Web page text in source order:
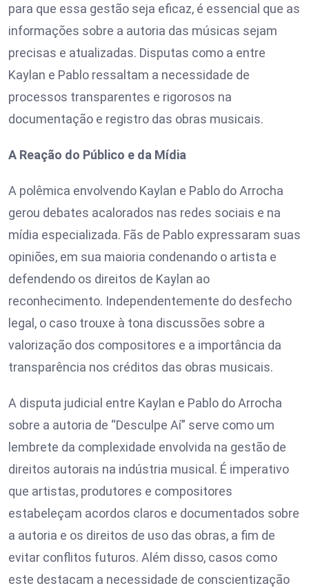
para que essa gestão seja eficaz, é essencial que as
informações sobre a autoria das músicas sejam
precisas e atualizadas. Disputas como a entre
Kaylan e Pablo ressaltam a necessidade de
processos transparentes e rigorosos na
documentação e registro das obras musicais.
A Reação do Público e da Mídia
A polêmica envolvendo Kaylan e Pablo do Arrocha
gerou debates acalorados nas redes sociais e na
mídia especializada. Fãs de Pablo expressaram suas
opiniões, em sua maioria condenando o artista e
defendendo os direitos de Kaylan ao
reconhecimento. Independentemente do desfecho
legal, o caso trouxe à tona discussões sobre a
valorização dos compositores e a importância da
transparência nos créditos das obras musicais.
A disputa judicial entre Kaylan e Pablo do Arrocha
sobre a autoria de “Desculpe Aí” serve como um
lembrete da complexidade envolvida na gestão de
direitos autorais na indústria musical. É imperativo
que artistas, produtores e compositores
estabeleçam acordos claros e documentados sobre
a autoria e os direitos de uso das obras, a fim de
evitar conflitos futuros. Além disso, casos como
este destacam a necessidade de conscientização